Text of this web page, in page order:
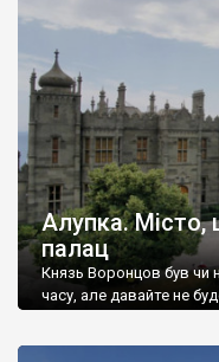
Алупка. Місто,
палац
Князь Воронцов був
часу, але давайте не